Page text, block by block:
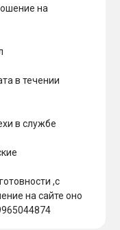
на
в течении
в службе
,с
на сайте оно